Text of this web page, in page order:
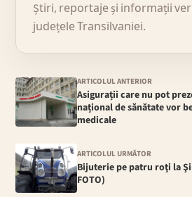
Știri, reportaje și informații
județele Transilvaniei.
ARTICOLUL ANTERIOR
Asigurații care nu pot
național de sănătate vor
medicale
ARTICOLUL URMĂTOR
Bijuterie pe patru roţi la
FOTO)